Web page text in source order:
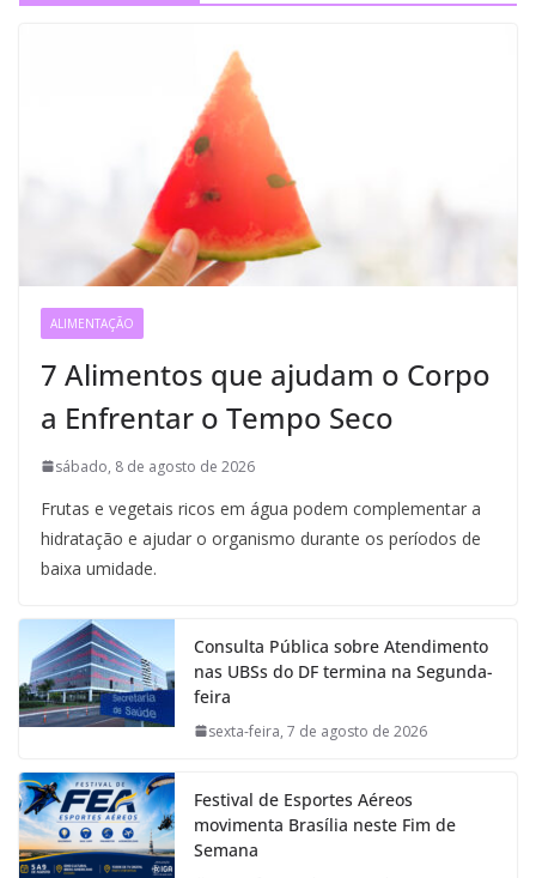
ALIMENTAÇÃO
7 Alimentos que ajudam o Corpo
a Enfrentar o Tempo Seco
sábado, 8 de agosto de 2026
Frutas e vegetais ricos em água podem complementar a
hidratação e ajudar o organismo durante os períodos de
baixa umidade.
Consulta Pública sobre Atendimento
nas UBSs do DF termina na Segunda-
feira
sexta-feira, 7 de agosto de 2026
Festival de Esportes Aéreos
movimenta Brasília neste Fim de
Semana